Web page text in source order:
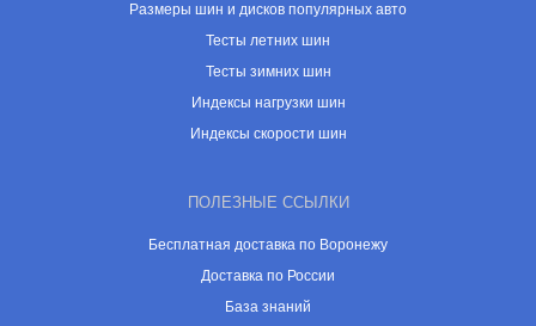
Размеры шин и дисков популярных авто
Тесты летних шин
Тесты зимних шин
Индексы нагрузки шин
Индексы скорости шин
ПОЛЕЗНЫЕ ССЫЛКИ
Бесплатная доставка по Воронежу
Доставка по России
База знаний